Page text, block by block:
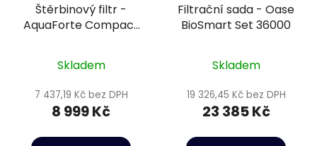
Štěrbinový filtr -
AquaForte Compact
Skladem
7 437,19 Kč bez DPH
8 999 Kč
Filtrační sada - Oase
BioSmart Set 36000
Skladem
19 326,45 Kč bez DPH
23 385 Kč